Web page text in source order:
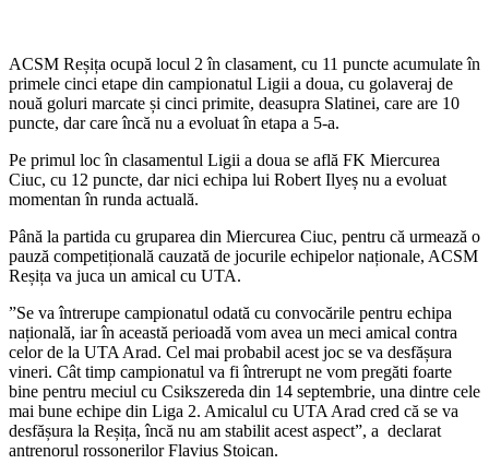
ACSM Reșița ocupă locul 2 în clasament, cu 11 puncte acumulate în
primele cinci etape din campionatul Ligii a doua, cu golaveraj de
nouă goluri marcate și cinci primite, deasupra Slatinei, care are 10
puncte, dar care încă nu a evoluat în etapa a 5-a.
Pe primul loc în clasamentul Ligii a doua se află FK Miercurea
Ciuc, cu 12 puncte, dar nici echipa lui Robert Ilyeș nu a evoluat
momentan în runda actuală.
Până la partida cu gruparea din Miercurea Ciuc, pentru că urmează o
pauză competițională cauzată de jocurile echipelor naționale, ACSM
Reșița va juca un amical cu UTA.
”Se va întrerupe campionatul odată cu convocările pentru echipa
națională, iar în această perioadă vom avea un meci amical contra
celor de la UTA Arad. Cel mai probabil acest joc se va desfășura
vineri. Cât timp campionatul va fi întrerupt ne vom pregăti foarte
bine pentru meciul cu Csikszereda din 14 septembrie, una dintre cele
mai bune echipe din Liga 2. Amicalul cu UTA Arad cred că se va
desfășura la Reșița, încă nu am stabilit acest aspect”, a declarat
antrenorul rossonerilor Flavius Stoican.